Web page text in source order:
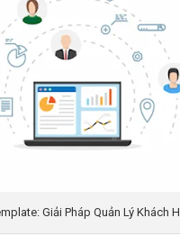
Giải Pháp Quản Lý Khách